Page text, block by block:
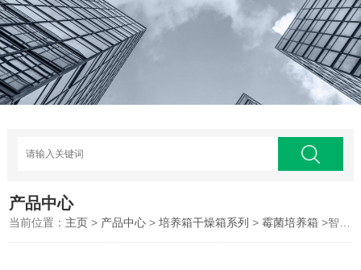
产品中心
当前位置： 主页 > 产品中心 >培养箱干燥箱系列 >霉菌培养箱 >智能霉菌培养箱